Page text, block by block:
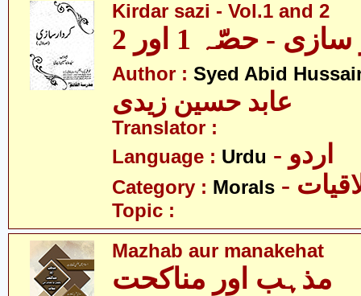
Kirdar sazi - Vol.1 and 2
- حصّہ 1 اور 2
Author : Syed Abid
عابد حسین زیدی
Translator :
Language : Urdu - اردو
Category : Morals
Topic :
Mazhab aur manakehat
مذہب اور مناکحت